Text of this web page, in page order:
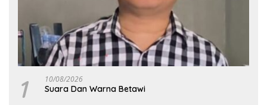
1 10/08/2026
Suara Dan Warna Betawi